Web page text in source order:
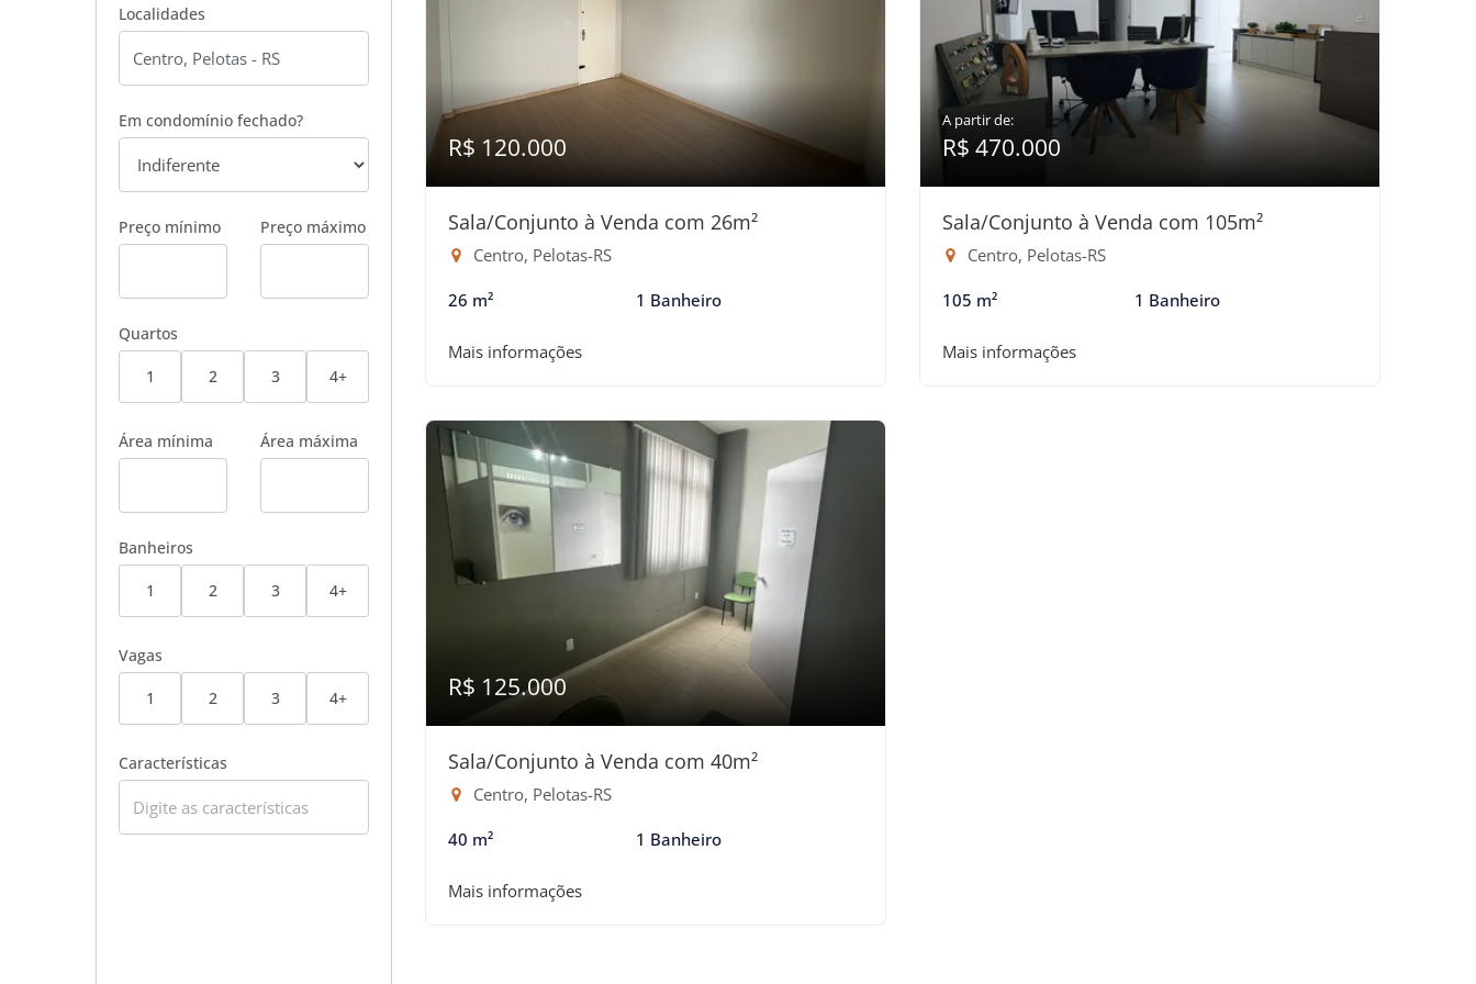
Localidades
Em condomínio fechado?
Preço mínimo Preço máximo
Quartos
1 2 3 4+
Área mínima Área máxima
Banheiros
1 2 3 4+
Vagas
1 2 3 4+
Características
R$ 120.000
Sala/Conjunto à Venda com 26m²
Centro, Pelotas-RS
26 m² 1 Banheiro
Mais informações
A partir de:
R$ 470.000
Sala/Conjunto à Venda com 105m²
Centro, Pelotas-RS
105 m² 1 Banheiro
Mais informações
R$ 125.000
Sala/Conjunto à Venda com 40m²
Centro, Pelotas-RS
40 m² 1 Banheiro
Mais informações